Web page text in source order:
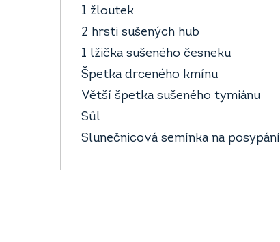
1 žloutek
2 hrsti sušených hub
1 lžička sušeného česneku
Špetka drceného kmínu
Větší špetka sušeného tymiánu
Sůl
Slunečnicová semínka na posypání